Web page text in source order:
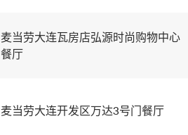
麦当劳大连瓦房店弘源时尚购物中心
餐厅
麦当劳大连开发区万达3号门餐厅